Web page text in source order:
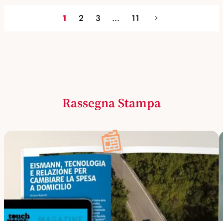
1 2 3 ... 11
Rassegna Stampa
📰